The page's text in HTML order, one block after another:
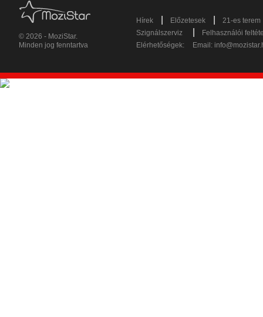
© 2026 - MoziStar.
Minden jog fenntartva
Hírek Előzetesek
21-es terem
Szignálszerviz
Felhasználói
Elérhetőségek:
Email: